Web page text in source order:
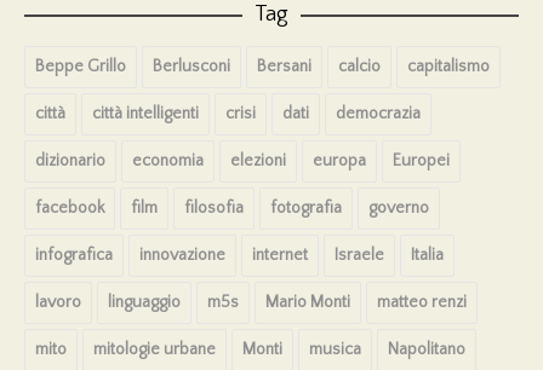
Tag
Beppe Grillo Berlusconi Bersani calcio capitalismo
città città intelligenti crisi dati democrazia
dizionario economia elezioni europa Europei
facebook film filosofia fotografia governo
infografica innovazione internet Israele Italia
lavoro linguaggio m5s Mario Monti matteo renzi
mito mitologie urbane Monti musica Napolitano